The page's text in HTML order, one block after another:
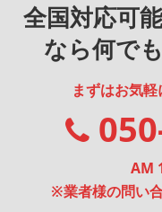
当社は、個人情報の
します。
当社は、個人情報の
対する適正な情報セ
る漏えいは行わせませ
個人情報の開示、訂
当社は、お客様が自
利用停止、消去等を
全国対応可
なら何で
まずはお気軽
AM
※業者様の問い